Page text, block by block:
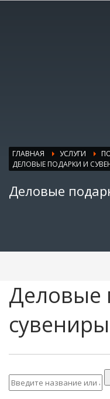
ГЛАВНАЯ УСЛУГИ
ДЕЛОВЫЕ ПОДАРКИ И
Деловые
Деловые
сувениры